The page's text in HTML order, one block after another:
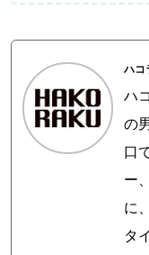
ハコ
ハ
の
口
ー
に
タ